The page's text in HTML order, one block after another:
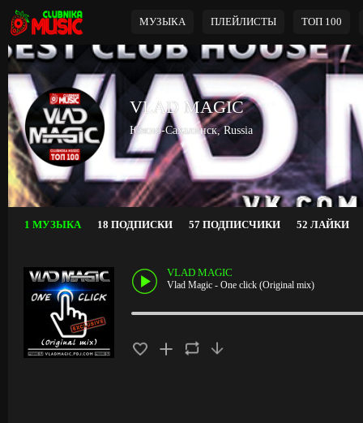
МУЗЫКА ПЛЕЙЛИСТЫ ТОП 100
VLAD MAGIC
Южно-Сахалинск, Russia
1 МУЗЫКА 18 ПОДПИСКИ 57 ПОДПИСЧИКИ 52 ЛАЙКИ
VLAD MAGIC
Vlad Magic - One click (Original mix)